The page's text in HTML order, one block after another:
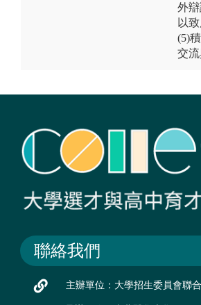
外
以
(5)
交
聯絡我們
主辦單位：大學招生委員會聯